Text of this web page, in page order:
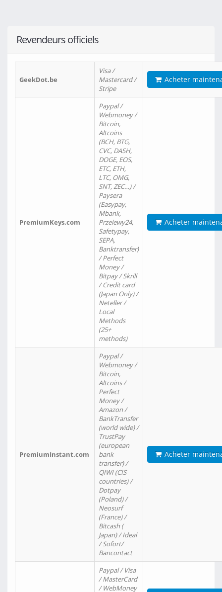
Revendeurs officiels
GeekDot.be
Visa /
Mastercard /
Stripe
Acheter
PremiumKeys.com
Paypal /
Webmoney /
Bitcoin,
Altcoins
(BCH, BTG,
CVC, DASH,
DOGE, EOS,
ETC, ETH,
LTC, OMG,
SNT, ZEC…) /
Paysera
(Easypay,
Mbank,
Przelewy24,
Safetypay,
SEPA,
Banktransfer)
/ Perfect
Money /
Bitpay / Skrill
/ Credit card
(Japan Only) /
Neteller /
Local
Methods
(25+
methods)
Acheter
PremiumInstant.com
Paypal /
Webmoney /
Bitcoin,
Altcoins /
Perfect
Money /
Amazon /
BankTransfer
(world wide) /
TrustPay
(european
bank
transfer) /
QIWI (CIS
countries) /
Dotpay
(Poland) /
Neosurf
(France) /
Bitcash (
Japan) / Ideal
/ Sofort/
Bancontact
Acheter
Paypal / Visa
/ MasterCard
/ WebMoney